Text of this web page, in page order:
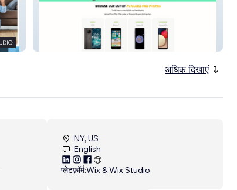
Free Phone Wireless
अधिक दिखाएं
NY, US
English
प्लेटफ़ॉर्म:Wix & Wix Studio